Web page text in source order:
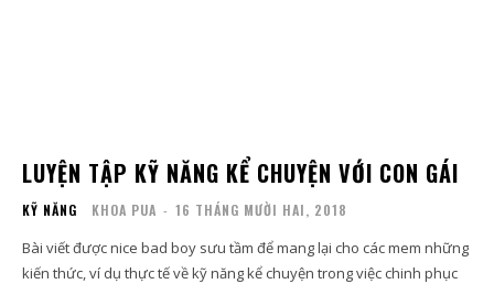
LUYỆN TẬP KỸ NĂNG KỂ CHUYỆN VỚI CON GÁI
KỸ NĂNG KHOA PUA - 16 THÁNG MƯỜI HAI, 2018
Bài viết được nice bad boy sưu tầm để mang lại cho các mem những
kiến thức, ví dụ thực tế về kỹ năng kể chuyện trong việc chinh phục